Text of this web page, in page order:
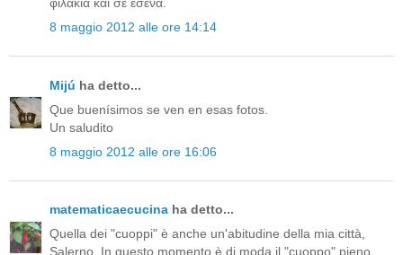
8 maggio 2012 alle ore 14:14
Mijú ha detto...
Que buenísimos se ven en esas fotos.
Un saludito
8 maggio 2012 alle ore 16:06
matematicaecucina ha detto...
Quella dei "cuoppi" è anche un'abitudine della mia città,
Salerno. In questo momento è di moda il "cuoppo" pieno